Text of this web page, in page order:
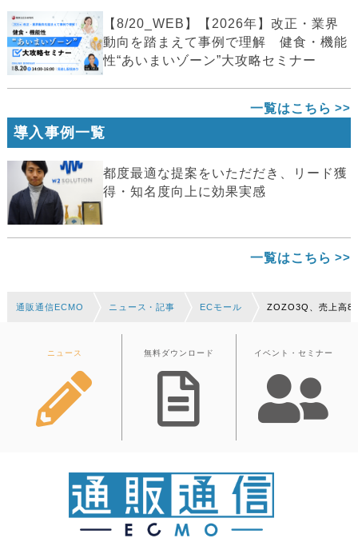
【8/20_WEB】【2026年】改正・業界
動向を踏まえて事例で理解 健食・機能
性“あいまいゾーン”大攻略セミナー
一覧はこちら
導入事例一覧
都度最適な提案をいただだき、リード獲
得・知名度向上に効果実感
一覧はこちら
通販通信ECMO ニュース・記事 ECモール ZOZO3Q、売上高
ニュース 無料ダウンロード イベント・セミナー